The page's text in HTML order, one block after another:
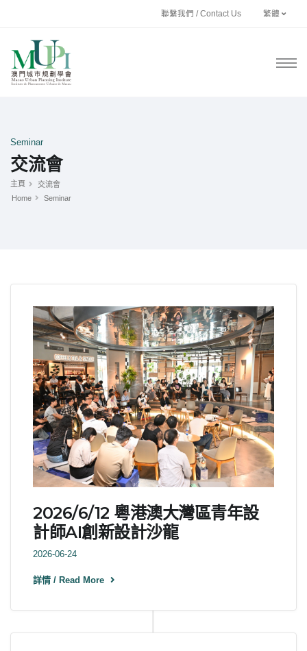
聯繫我們 / Contact Us 繁體
Seminar
交流會
主頁
交流會
Home
Seminar
2026/6/12 粵港澳大灣區青年設
計師AI創新設計沙龍
2026-06-24
詳情 / Read More